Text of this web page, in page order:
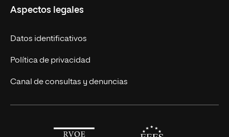
Cursos Europeos
Títulos Americanos
Alianza Newman
Nuestros alumnos
Únete a nosotros
Actualidad
Solicita información
Aspectos legales
Datos identificativos
Política de privacidad
Canal de consultas y denuncias